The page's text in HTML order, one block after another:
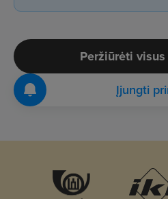
Peržiūrėti
Įjungti